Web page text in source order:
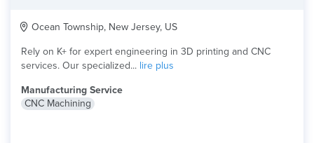
Ocean Township, New Jersey, US
Rely on K+ for expert engineering in 3D printing and CNC
services. Our specialized... lire plus
Manufacturing Service
CNC Machining